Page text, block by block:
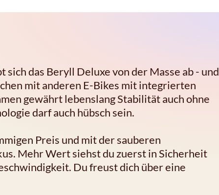
das Beryll Deluxe von der Masse ab - und
mit anderen E-Bikes mit integrierten
gewährt lebenslang Stabilität auch ohne
darf auch hübsch sein.
Preis und mit der sauberen
Mehr Wert siehst du zuerst in Sicherheit
Du freust dich über eine